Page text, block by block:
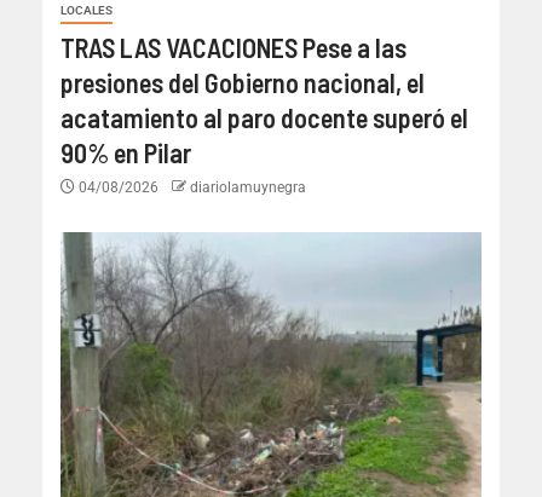
LOCALES
TRAS LAS VACACIONES Pese a las
presiones del Gobierno nacional, el
acatamiento al paro docente superó el
90% en Pilar
04/08/2026 diariolamuynegra